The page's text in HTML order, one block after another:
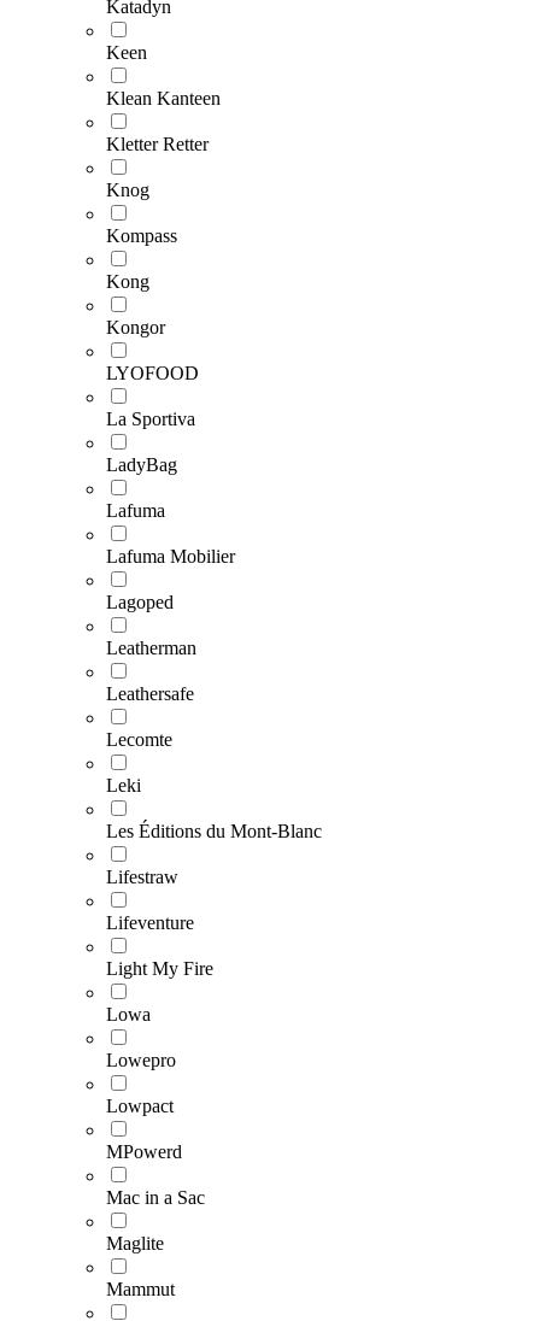
Katadyn
Keen
Klean Kanteen
Kletter Retter
Knog
Kompass
Kong
Kongor
LYOFOOD
La Sportiva
LadyBag
Lafuma
Lafuma Mobilier
Lagoped
Leatherman
Leathersafe
Lecomte
Leki
Les Éditions du Mont-Blanc
Lifestraw
Lifeventure
Light My Fire
Lowa
Lowepro
Lowpact
MPowerd
Mac in a Sac
Maglite
Mammut